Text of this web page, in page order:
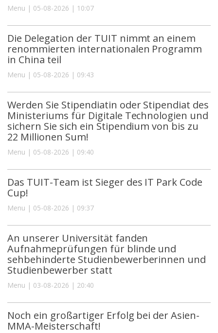
Menu | 05-08-2026 | 10:07
Die Delegation der TUIT nimmt an einem
renommierten internationalen Programm
in China teil
Menu | 05-08-2026 | 09:43
Werden Sie Stipendiatin oder Stipendiat des
Ministeriums für Digitale Technologien und
sichern Sie sich ein Stipendium von bis zu
22 Millionen Sum!
Menu | 05-08-2026 | 09:40
Das TUIT-Team ist Sieger des IT Park Code
Cup!
Menu | 05-08-2026 | 09:37
An unserer Universität fanden
Aufnahmeprüfungen für blinde und
sehbehinderte Studienbewerberinnen und
Studienbewerber statt
Menu | 03-08-2026 | 20:40
Noch ein großartiger Erfolg bei der Asien-
MMA-Meisterschaft!